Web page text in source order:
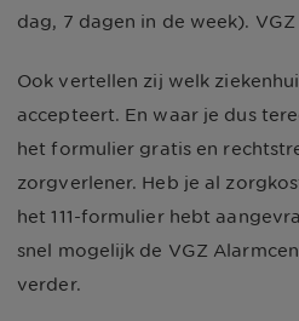
dag, 7 dagen in de week).
Ook vertellen zij welk
accepteert. En waar je dus
het formulier gratis en
zorgverlener. Heb je al
het 111-formulier hebt
snel mogelijk de VGZ
verder.